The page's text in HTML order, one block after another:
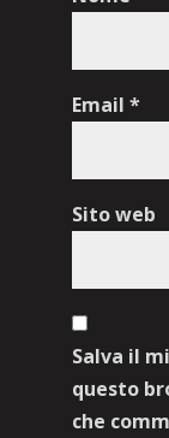
Email *
Sito web
Salva il
questo
che